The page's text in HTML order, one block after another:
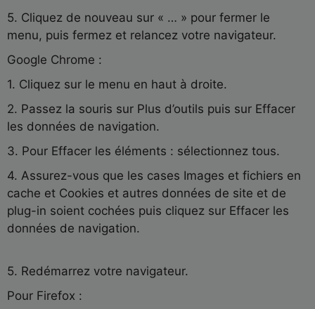
5. Cliquez de nouveau sur « … » pour fermer le
menu, puis fermez et relancez votre navigateur.
Google Chrome :
1. Cliquez sur le menu en haut à droite.
2. Passez la souris sur Plus d’outils puis sur Effacer
les données de navigation.
3. Pour Effacer les éléments : sélectionnez tous.
4. Assurez-vous que les cases Images et fichiers en
cache et Cookies et autres données de site et de
plug-in soient cochées puis cliquez sur Effacer les
données de navigation.
5. Redémarrez votre navigateur.
Pour Firefox :